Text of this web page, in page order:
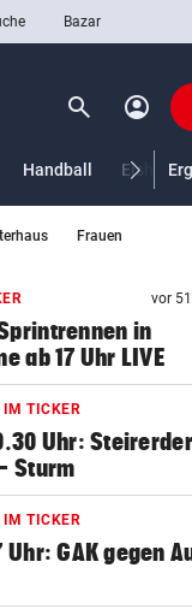
Bazar
search Suchen
account_circle
Handball
Frauen
vor
in
ab 17 Uhr LIVE
IM TICKER
Uhr:
Sturm
IM TICKER
Uhr: GAK gegen